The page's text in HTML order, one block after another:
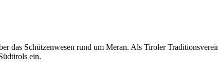
das Schützenwesen rund um Meran. Als Tiroler
ein.